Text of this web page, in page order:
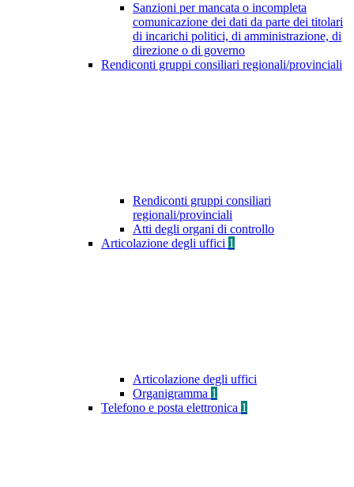
Sanzioni per mancata o incompleta
comunicazione dei dati da parte dei titolari
di incarichi politici, di amministrazione, di
direzione o di governo
Rendiconti gruppi consiliari regionali/provinciali
Rendiconti gruppi consiliari
regionali/provinciali
Atti degli organi di controllo
Articolazione degli uffici 1
Articolazione degli uffici
Organigramma 1
Telefono e posta elettronica 1